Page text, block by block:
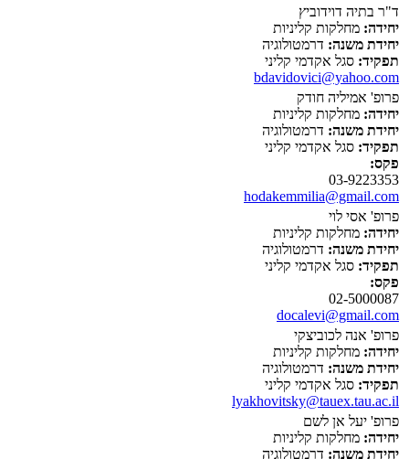
ד"ר בתיה דוידוביץ
יחידה: מחלקות קליניות
יחידת משנה: דרמטולוגיה
תפקיד: סגל אקדמי קליני
bdavidovici@yahoo.com
פרופ' אמיליה חודק
יחידה: מחלקות קליניות
יחידת משנה: דרמטולוגיה
תפקיד: סגל אקדמי קליני
פקס:
03-9223353
hodakemmilia@gmail.com
פרופ' אסי לוי
יחידה: מחלקות קליניות
יחידת משנה: דרמטולוגיה
תפקיד: סגל אקדמי קליני
פקס:
02-5000087
docalevi@gmail.com
פרופ' אנה לכוביצקי
יחידה: מחלקות קליניות
יחידת משנה: דרמטולוגיה
תפקיד: סגל אקדמי קליני
lyakhovitsky@tauex.tau.ac.il
פרופ' יעל אן לשם
יחידה: מחלקות קליניות
יחידת משנה: דרמטולוגיה